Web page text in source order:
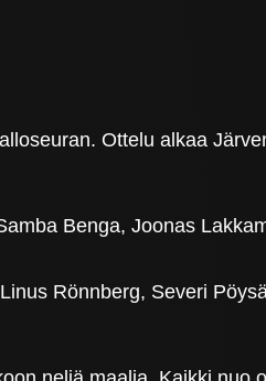
Ottelu alkaa
Benga, Joonas
Rönnberg, Severi